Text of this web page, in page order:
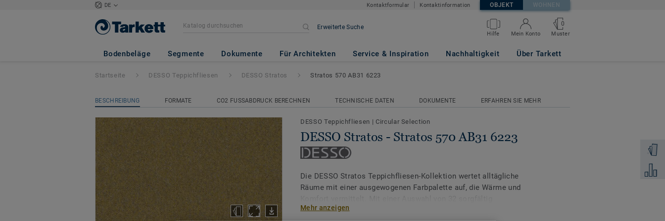
DE Kontaktformular Kontaktinformation OBJEKT WOHNEN
Erweiterte Suche
Hilfe Mein Konto
0
Muster
Bodenbeläge Segmente Dokumente Für Architekten Service & Inspiration Nachhaltigkeit Über Tarkett
DESSO Stratos - Stratos 570 AB31 6223
Zum
Startseite DESSO Teppichfliesen DESSO Stratos Stratos 570 AB31 6223
BESCHREIBUNG FORMATE CO2 FUSSABDRUCK BERECHNEN TECHNISCHE DATEN DOKUMENTE ERFAHREN SIE MEHR
DESSO Teppichfliesen | Circular Selection
DESSO Stratos - Stratos 570 AB31 6223
Die DESSO Stratos Teppichfliesen-Kollektion wertet alltägliche
Räume mit einer ausgewogenen Farbpalette auf, die Wärme und
abgestimmten Farben steht Stratos für die gelungene Verbindung
Mehr anzeigen